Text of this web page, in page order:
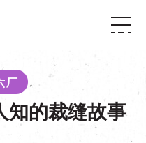
厂
知的裁缝故事